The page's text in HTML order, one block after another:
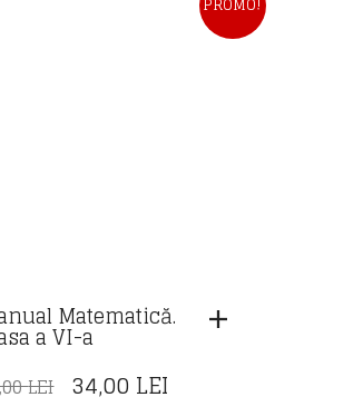
PROMO!
Matematică.
a VI-a
LEI PREȚUL
34,00 LEI